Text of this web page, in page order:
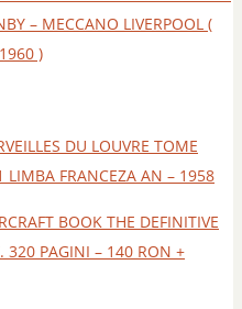
– MECCANO LIVERPOOL (
)
DU LOUVRE TOME
LIMBA FRANCEZA AN – 1958
BOOK THE DEFINITIVE
320 PAGINI – 140 RON +